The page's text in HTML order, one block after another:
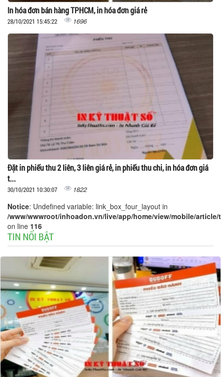
In hóa đơn bán hàng TPHCM, in hóa đơn giá rẻ
28/10/2021 15:45:22 1696
Đặt in phiếu thu 2 liên, 3 liên giá rẻ, in phiếu thu chi, in hóa đơn giá
t...
30/10/2021 10:30:07 1822
Notice: Undefined variable: link_box_four_layout in
/www/wwwroot/inhoadon.vn/live/app/home/view/mobile/
on line 116
TIN NỔI BẬT